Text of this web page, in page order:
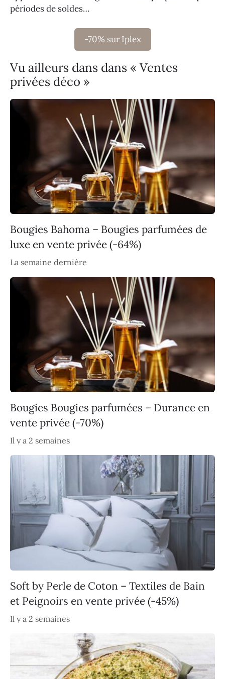
périodes de soldes…
-70% sur Iplex
Vu ailleurs dans dans « Ventes
privées déco »
Bougies Bahoma – Bougies parfumées de
luxe en vente privée (-64%)
La semaine dernière
Bougies Bougies parfumées – Durance en
vente privée (-70%)
Il y a 2 semaines
Soft by Perle de Coton – Textiles de Bain
et Peignoirs en vente privée (-45%)
Il y a 2 semaines